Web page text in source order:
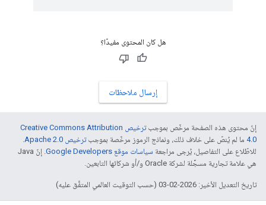
هل كان المحتوى مفيدًا؟
إرسال ملاحظات
إنّ محتوى هذه الصفحة مرخّص بموجب
ترخيص Creative Commons Attribution
4.0‏ ما لم يُنصّ على خلاف ذلك، ونماذج الرموز مرخّصة بموجبترخيص Apache 2.0‏
.
للاطّلاع على التفاصيل، يُرجى مراجعة سياسات موقع Google Developers‏
. إنّ Java
هي علامة تجارية مسجَّلة لشركة Oracle و/أو شركائها التابعين.
تاريخ التعديل الأخير: 2026-02-03 (حسب التوقيت العالمي المتفَّق عليه)